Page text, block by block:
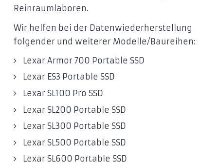
Reinraumlaboren.
Wir helfen bei der Datenwiederherstellung
folgender und weiterer Modelle/Baureihen:
Lexar Armor 700 Portable SSD
Lexar ES3 Portable SSD
Lexar SL100 Pro SSD
Lexar SL200 Portable SSD
Lexar SL300 Portable SSD
Lexar SL500 Portable SSD
Lexar SL600 Portable SSD